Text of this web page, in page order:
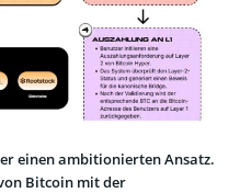
einen ambitionierten Ansatz.
Bitcoin mit der